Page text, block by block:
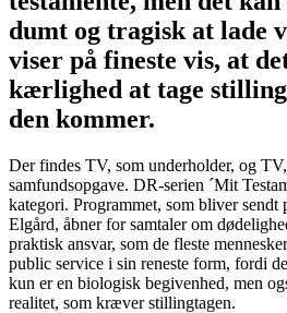
dumt og tragisk at lade
viser på fineste vis, at
kærlighed at tage
den kommer.
Der findes TV, som underholder, og
samfundsopgave. DR-serien ´Mit
kategori. Programmet, som bliver sendt
Elgård, åbner for samtaler om
praktisk ansvar, som de fleste
public service i sin reneste form, fordi
kun er en biologisk begivenhed, men
realitet, som kræver stillingtagen.